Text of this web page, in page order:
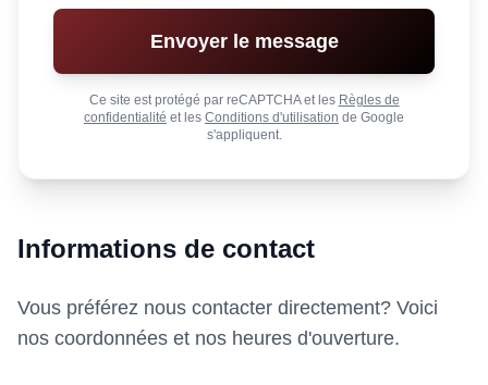
Envoyer le message
Ce site est protégé par reCAPTCHA et les Règles de
confidentialité et les Conditions d'utilisation de Google
s'appliquent.
Informations de contact
Vous préférez nous contacter directement? Voici
nos coordonnées et nos heures d'ouverture.